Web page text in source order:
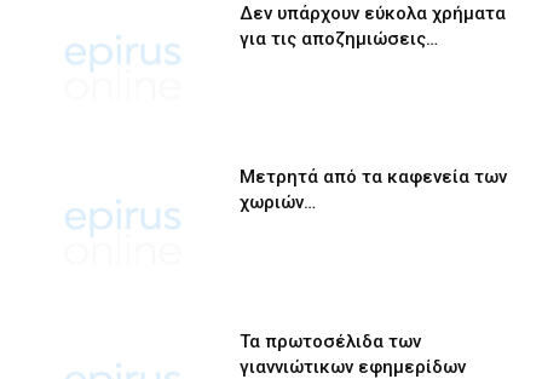
Δεν υπάρχουν εύκολα χρήματα
για τις αποζημιώσεις…
Μετρητά από τα καφενεία των
χωριών…
Τα πρωτοσέλιδα των
γιαννιώτικων εφημερίδων